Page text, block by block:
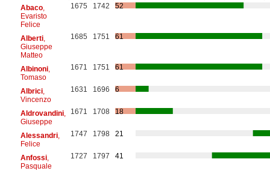
Abaco,
Evaristo
Felice
1675 1742 52
Alberti,
Giuseppe
Matteo
1685 1751 61
Albinoni,
Tomaso
1671 1751 61
Albrici,
Vincenzo
1631 1696 6
Aldrovandini,
Giuseppe
1671 1708 18
Alessandri,
Felice
1747 1798 21
Anfossi,
Pasquale
1727 1797 41